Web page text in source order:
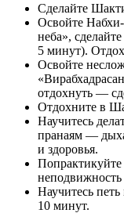
Сделайте
Освойте
неба»,
5 минут).
Освойте
отдохнуть —
Отдохните в
Научитесь
пранаям —
и здоровья.
неподвижность
Научитесь
10 минут.